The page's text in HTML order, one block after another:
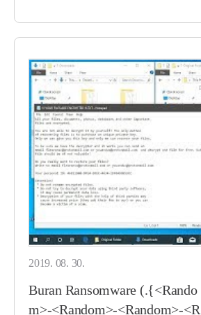
2019. 08. 30.
Buran Ransomware (.{<Rando
m>-<Random>-<Random>-<R